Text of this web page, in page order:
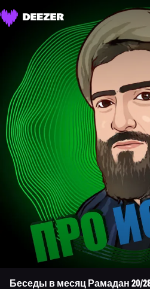
Беседы в месяц Рамадан 20/